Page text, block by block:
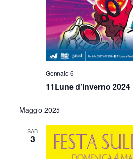
Gennaio 6
11Lune d’Inverno 2024
Maggio 2025
SAB
3